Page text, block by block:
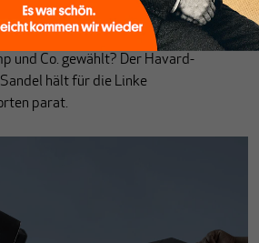
und Co. gewählt? Der Havard-
hält für die Linke
parat.